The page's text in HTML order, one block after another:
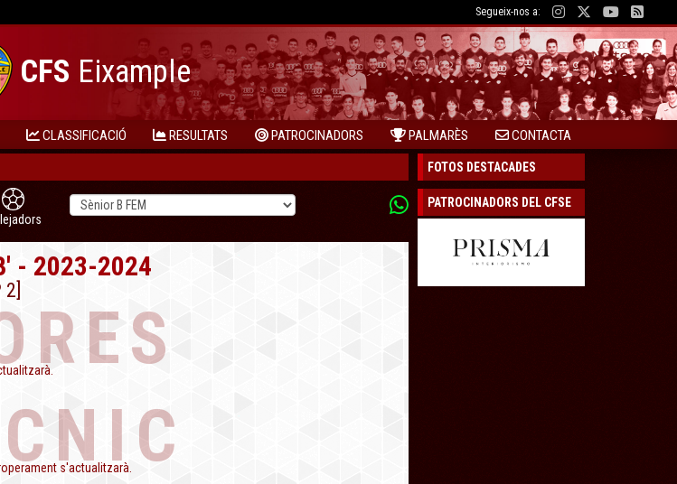
Segueix-nos a:
CFS Eixample
CLASSIFICACIÓ RESULTATS PATROCINADORS PALMARÈS CONTACTA
- 2023-2024
s'actualitzarà.
FOTOS DESTACADES
PATROCINADORS DEL CFSE